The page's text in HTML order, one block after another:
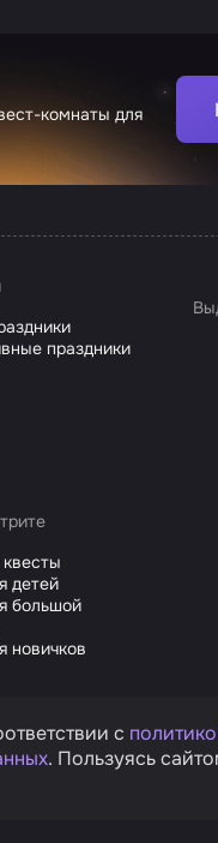
комнаты для
праздники
детей
большой
новичков
с
. Пользуясь